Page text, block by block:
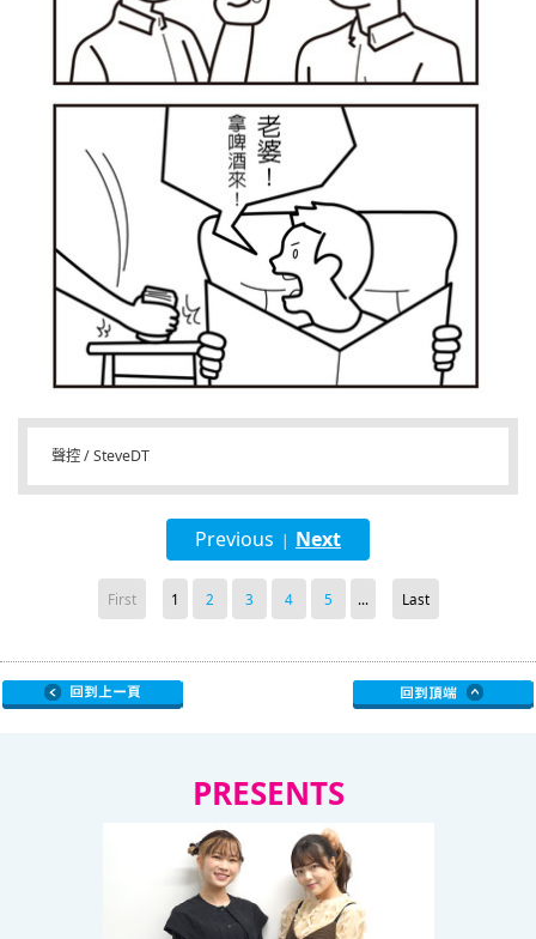
聲控 / SteveDT
Previous | Next
First 1 2 3 4 5 ... Last
PRESENTS